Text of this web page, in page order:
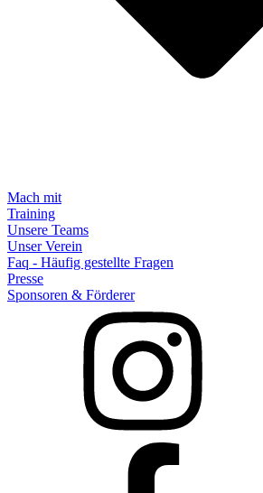
Mach mit
Training
Unsere Teams
Unser Verein
Faq - Häufig gestellte Fragen
Presse
Sponsoren & Förderer